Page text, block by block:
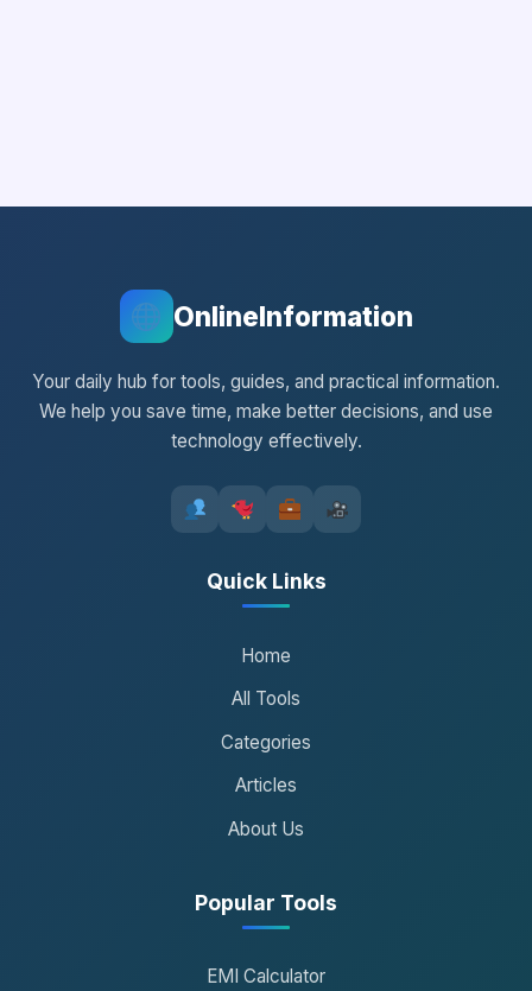
OnlineInformation
Your daily hub for tools, guides, and practical information.
We help you save time, make better decisions, and use
technology effectively.
Quick Links
Home
All Tools
Categories
Articles
About Us
Popular Tools
EMI Calculator